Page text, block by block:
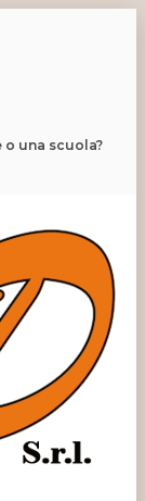
o una scuola?